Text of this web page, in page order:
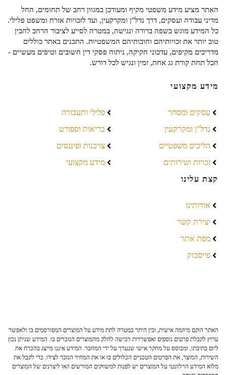
האתר מציע מידע משפטי מקיף ומעודכן במגוון רחב של תחומים, החל
מדיני עבודה ועסקים, דרך נדל"ן ומקרקעין, ועד לזכויות אזרח ומשפט פלילי.
כל המידע מוגש בשפה ברורה ונגישה, במטרה לסייע לציבור הרחב להבין
טוב יותר את זכויותיהם וחובותיהם המשפטיות. התכנים באתר כוללים
מדריכים מקיפים, עדכוני חקיקה, ניתוח פסקי דין חשובים וטיפים מעשיים -
הכל תחת קורת גג אחת, זמין ונגיש לכל דורש.
מידע מקצועי
עסקים ומסחר
נדל"ן ומקרקעין
הליכים משפטיים
זכויות ושירותים
פלילי ותעבורה
בריאות וספורט
צרכנות ופיננסים
מידע מקצועי
קצת עלינו
אודותינו
יצירת קשר
מפת אתר
פייסבוק
האתר הוקם מיוזמה אישית, ובין היתר במטרה לתת מידע על המוצרים המפורסמים בו ולאפשר
ערוץ לקבלת פרטים נוספים ואפשרויות רכישה לחלק מהמוצרים הנזכרים בו. המידע שניתן נכון
ליום כתיבתו, ומבוסס על מחקר אישי שנערך על ידי המחבר. המידע איננו מייצג בהכרח את
השירות, המוצר, את הפרטים הטכניים הכלולים בו או את המחיר הנזכר לצידו. כדי לקבל את
מלוא המידע הרלוונטי על המוצרים יש לפנות למשווקים המורשים ו/או ליצרנים של המוצרים